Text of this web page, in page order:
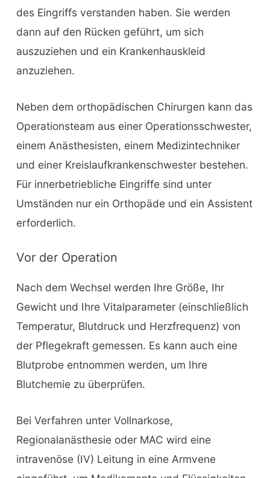
des Eingriffs verstanden haben. Sie werden
dann auf den Rücken geführt, um sich
auszuziehen und ein Krankenhauskleid
anzuziehen.
Neben dem orthopädischen Chirurgen kann das
Operationsteam aus einer Operationsschwester,
einem Anästhesisten, einem Medizintechniker
und einer Kreislaufkrankenschwester bestehen.
Für innerbetriebliche Eingriffe sind unter
Umständen nur ein Orthopäde und ein Assistent
erforderlich.
Vor der Operation
Nach dem Wechsel werden Ihre Größe, Ihr
Gewicht und Ihre Vitalparameter (einschließlich
Temperatur, Blutdruck und Herzfrequenz) von
der Pflegekraft gemessen. Es kann auch eine
Blutprobe entnommen werden, um Ihre
Blutchemie zu überprüfen.
Bei Verfahren unter Vollnarkose,
Regionalanästhesie oder MAC wird eine
intravenöse (IV) Leitung in eine Armvene